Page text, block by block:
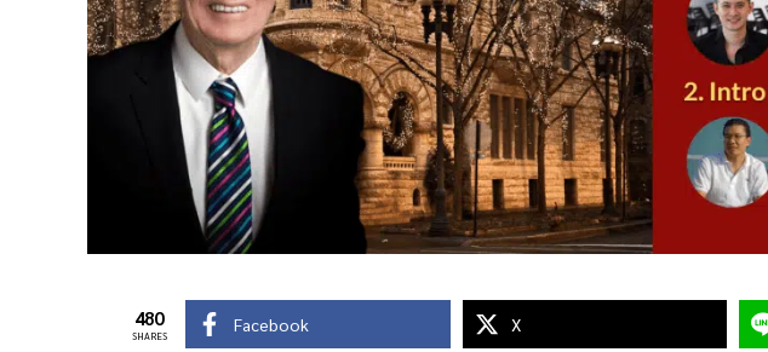
480
SHARES
Facebook X